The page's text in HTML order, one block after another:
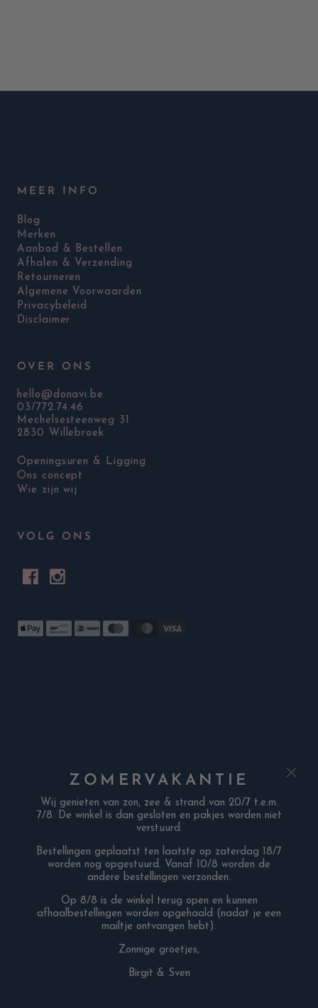
ZOMERVAKANTIE
Wij genieten van zon, zee & strand van 20/7 t.e.m.
7/8. De winkel is dan gesloten en pakjes worden niet
verstuurd.
Bestellingen geplaatst ten laatste op zaterdag 18/7
worden nog opgestuurd. Vanaf 10/8 worden de
andere bestellingen verzonden.
Op 8/8 is de winkel terug open en kunnen
afhaalbestellingen worden opgehaald (nadat je een
mailtje ontvangen hebt).
Zonnige groetjes,
Birgit & Sven
MEER INFO
Blog
Merken
Aanbod & Bestellen
Afhalen & Verzending
Retourneren
Algemene Voorwaarden
Privacybeleid
Disclaimer
OVER ONS
hello@donavi.be
03/772.74.46
Mechelsesteenweg 31
2830 Willebroek
Openingsuren & Ligging
Ons concept
Wie zijn wij
VOLG ONS
DONAVI 2026